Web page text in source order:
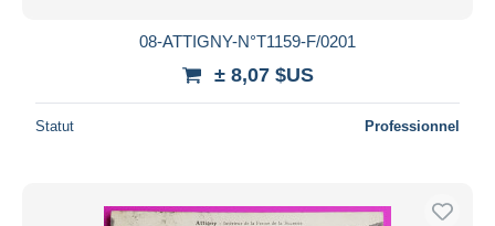
08-ATTIGNY-N°T1159-F/0201
± 8,07 $US
Statut Professionnel